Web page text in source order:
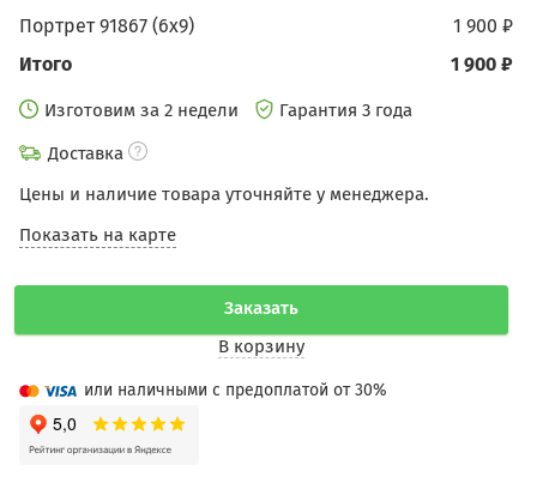
1 900 ₽
Портрет 91867 (6х9)
1 900 ₽
Итого
Изготовим за 2 недели
Гарантия 3 года
Доставка
Цены и наличие товара уточняйте у менеджера.
Показать на карте
Заказать
В корзину
или наличными с предоплатой от 30%